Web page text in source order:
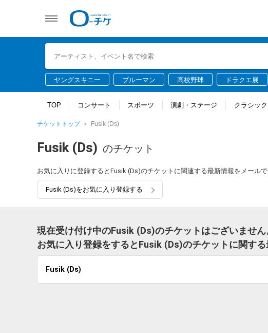
ヤングスキニー ブルーマン 高校野球 ドラクエ展
TOP コンサート スポーツ 演劇・ステージ クラシッ
チケットトップ Fusik (Ds)
Fusik (Ds) のチケット
お気に入りに登録するとFusik (Ds)のチケットに関連する最新情報をメールで
Fusik (Ds)をお気に入り登録する
現在受け付け中のFusik (Ds)のチケットはございません
お気に入り登録をするとFusik (Ds)のチケットに関する
Fusik (Ds)